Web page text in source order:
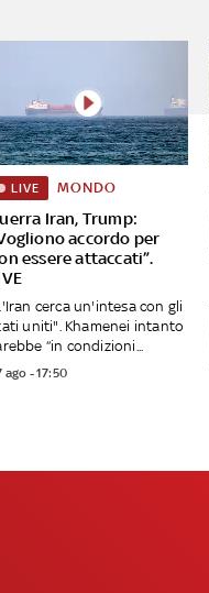
Iran, Trump:
accordo per
essere attaccati”.
LIVE MONDO
cerca un'intesa con gli
uniti". Khamenei intanto
“in condizioni...
ago - 17:50